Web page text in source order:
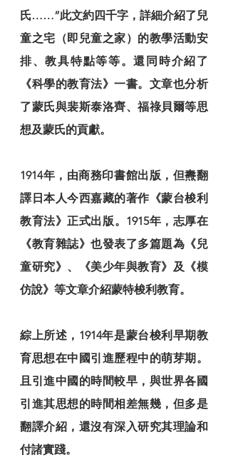
氏……”此文約四千字，詳細介紹了兒
童之宅（即兒童之家）的教學活動安
排、教具特點等等。還同時介紹了
《科學的教育法》一書。文章也分析
了蒙氏與裴斯泰洛齊、福祿貝爾等思
想及蒙氏的貢獻。
1914年，由商務印書館出版，但燾翻
譯日本人今西嘉藏的著作《蒙台梭利
教育法》正式出版。1915年，志厚在
《教育雜誌》也發表了多篇題為《兒
童研究》、《美少年與教育》及《模
仿說》等文章介紹蒙特梭利教育。
綜上所述，1914年是蒙台梭利早期教
育思想在中國引進歷程中的萌芽期。
且引進中國的時間較早，與世界各國
引進其思想的時間相差無幾，但多是
翻譯介紹，還沒有深入研究其理論和
付諸實踐。